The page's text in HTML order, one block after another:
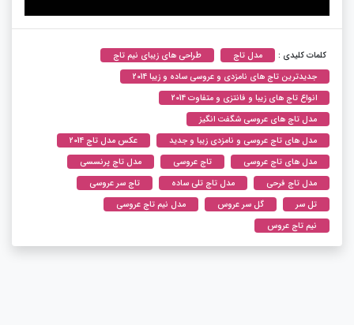
کلمات کلیدی : مدل تاج
طراحی های زیبای نیم تاج
جدیدترین تاج های نامزدی و عروسی ساده و زیبا 2014
انواع تاج های زیبا و فانتزی و متفاوت 2014
مدل تاج های عروسی شگفت انگیز
مدل های تاج عروسی و نامزدی زیبا و جدید
عکس مدل تاج 2014
مدل های تاج عروسی
تاج عروسی
مدل تاج پرنسسی
مدل تاج فرحی
مدل تاج تلی ساده
تاج سر عروسی
تل سر
گل سر عروس
مدل نیم تاج عروسی
نیم تاج عروس